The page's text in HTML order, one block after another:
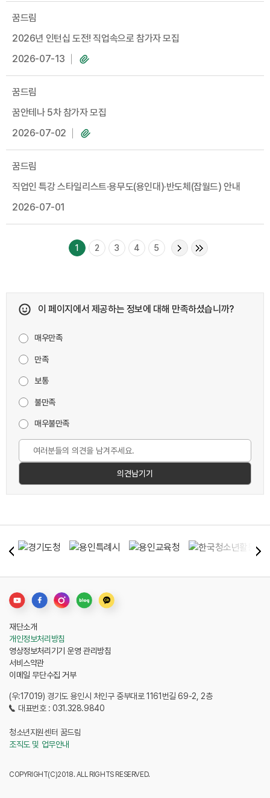
꿈드림
2026년 인턴십 도전! 직업속으로 참가자 모집
2026-07-13
꿈드림
꿈안테나 5차 참가자 모집
2026-07-02
꿈드림
직업인 특강 스타일리스트·용무도(용인대)·반도체(잡월드) 안내
2026-07-01
1 2 3 4 5
이 페이지에서 제공하는 정보에 대해 만족하셨습니까?
매우만족
만족
보통
불만족
매우불만족
(우:17019) 경기도 용인시 처인구 중부대로 1161번길 69-2, 2층
대표번호 : 031.328.9840
청소년지원센터 꿈드림
조직도 및 업무안내
COPYRIGHT(C)2018. ALL RIGHTS RESERVED.
재단소개
개인정보처리방침
영상정보처리기기 운영 관리방침
서비스약관
이메일 무단수집 거부